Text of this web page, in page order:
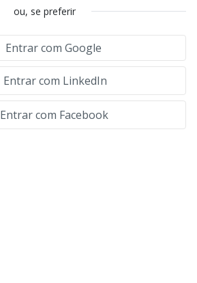
ou, se preferir
Entrar com Google
Entrar com LinkedIn
Entrar com Facebook